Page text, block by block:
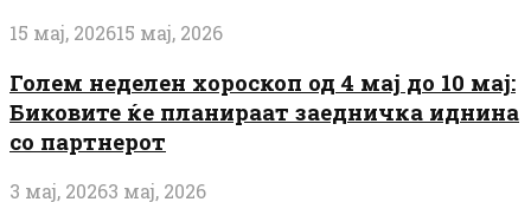
15 мај, 202615 мај, 2026
Голем неделен хороскоп од 4 мај до 10 мај:
Биковите ќе планираат заедничка иднина
со партнерот
3 мај, 20263 мај, 2026